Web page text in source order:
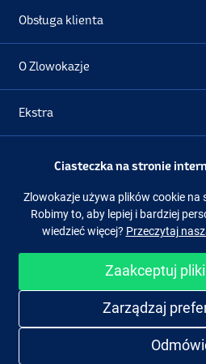
Obsługa klienta
O Zlowokazje
Ekstra
Promocje
Obserwuj nas
Ciasteczka na stronie
Zlowokazje używa plików cookie na
Robimy to, aby lepiej i bardziej
wiedzieć więcej? Przeczytaj
Zaakceptuj
Zarządzaj